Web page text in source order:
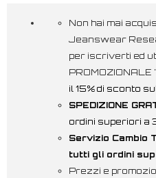
Non hai mai
Jeanswear
per iscriverti ed
PROMOZIONALE "
il 15% di sconto
SPEDIZIONE
ordini superiori a
Servizio Cambio
tutti gli ordini
Prezzi e